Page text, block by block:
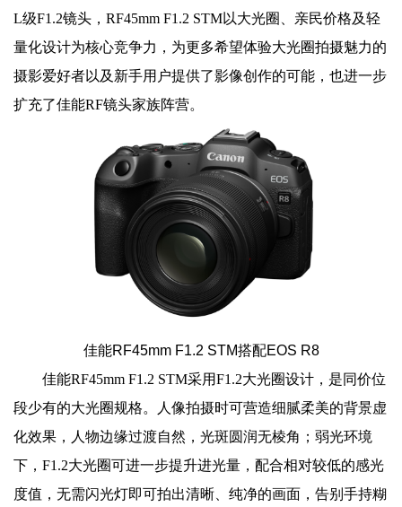
L级F1.2镜头，RF45mm F1.2 STM以大光圈、亲民价格及轻
量化设计为核心竞争力，为更多希望体验大光圈拍摄魅力的
摄影爱好者以及新手用户提供了影像创作的可能，也进一步
扩充了佳能RF镜头家族阵营。
佳能RF45mm F1.2 STM搭配EOS R8
佳能RF45mm F1.2 STM采用F1.2大光圈设计，是同价位
段少有的大光圈规格。人像拍摄时可营造细腻柔美的背景虚
化效果，人物边缘过渡自然，光斑圆润无棱角；弱光环境
下，F1.2大光圈可进一步提升进光量，配合相对较低的感光
度值，无需闪光灯即可拍出清晰、纯净的画面，告别手持糊